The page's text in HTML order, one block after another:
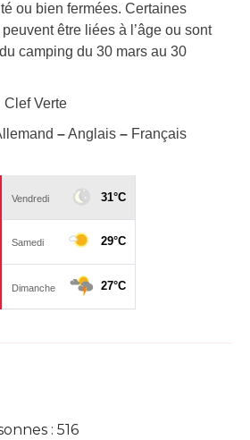
ou bien fermées. Certaines
être liées à l’âge ou sont
camping du 30 mars au 30
Clef Verte
–Anglais – Français
: 516